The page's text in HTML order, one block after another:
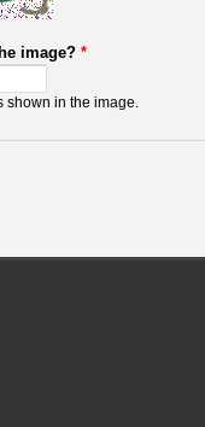
image? *
shown in the image.